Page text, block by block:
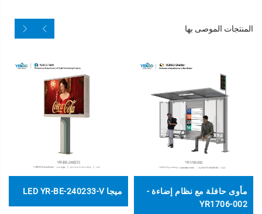
المنتجات الموصى بها
مأوى حافلة مع نظام إضاءة -
YR1706-002
ميجا LED YR-BE-240233-V